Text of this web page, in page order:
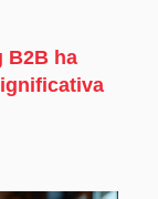
B2B ha